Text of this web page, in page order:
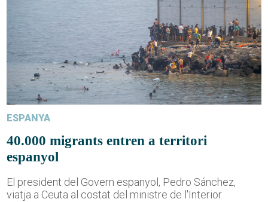
ESPANYA
40.000 migrants entren a territori
espanyol
El president del Govern espanyol, Pedro Sánchez,
viatja a Ceuta al costat del ministre de l'Interior